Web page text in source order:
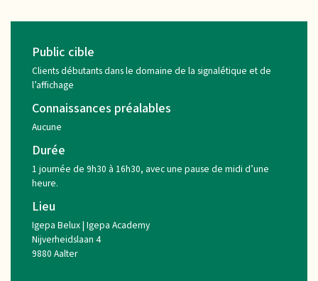
Public cible
Clients débutants dans le domaine de la signalétique et de
l’affichage
Connaissances préalables
Aucune
Durée
1 journée de 9h30 à 16h30, avec une pause de midi d’une
heure.
Lieu
Igepa Belux | Igepa Academy
Nijverheidslaan 4
9880 Aalter